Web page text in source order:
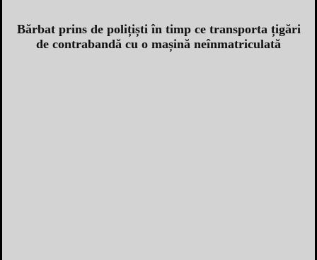
Bărbat prins de polițiști în timp ce transporta țigări
de contrabandă cu o mașină neînmatriculată